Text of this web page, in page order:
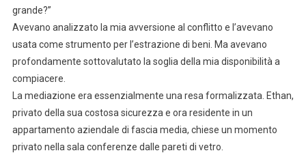
grande?”
Avevano analizzato la mia avversione al conflitto e l’avevano
usata come strumento per l’estrazione di beni. Ma avevano
profondamente sottovalutato la soglia della mia disponibilità a
compiacere.
La mediazione era essenzialmente una resa formalizzata. Ethan,
privato della sua costosa sicurezza e ora residente in un
appartamento aziendale di fascia media, chiese un momento
privato nella sala conferenze dalle pareti di vetro.